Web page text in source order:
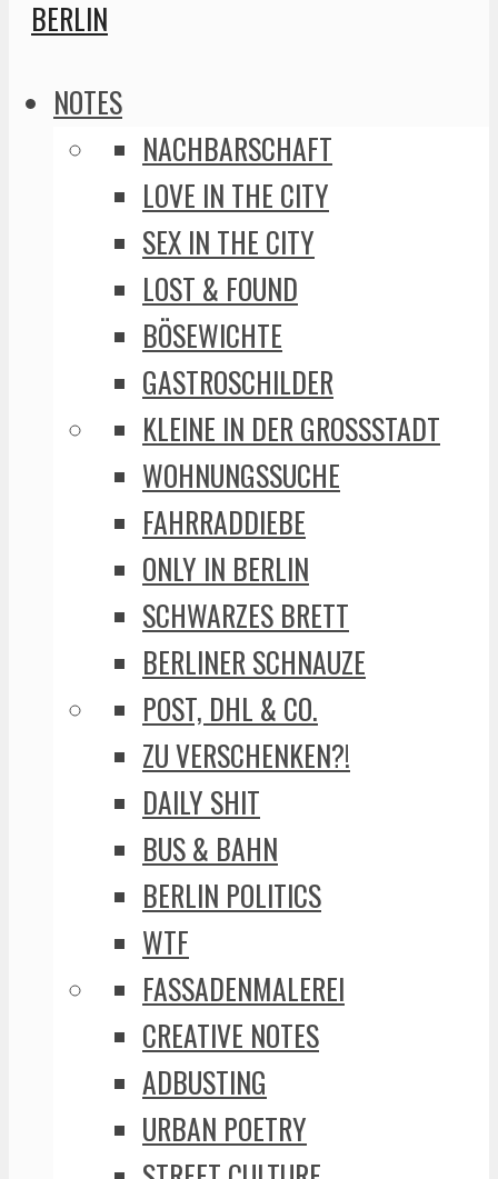
NOTES
NACHBARSCHAFT
LOVE IN THE CITY
SEX IN THE CITY
LOST & FOUND
BÖSEWICHTE
GASTROSCHILDER
KLEINE IN DER GROSSSTADT
WOHNUNGSSUCHE
FAHRRADDIEBE
ONLY IN BERLIN
SCHWARZES BRETT
BERLINER SCHNAUZE
POST, DHL & CO.
ZU VERSCHENKEN?!
DAILY SHIT
BUS & BAHN
BERLIN POLITICS
WTF
FASSADENMALEREI
CREATIVE NOTES
ADBUSTING
URBAN POETRY